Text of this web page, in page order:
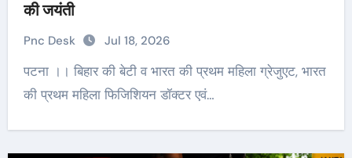
की जयंती
Pnc Desk Jul 18, 2026
पटना ।। बिहार की बेटी व भारत की प्रथम महिला ग्रेजुएट, भारत
की प्रथम महिला फिजिशियन डॉक्टर एवं…